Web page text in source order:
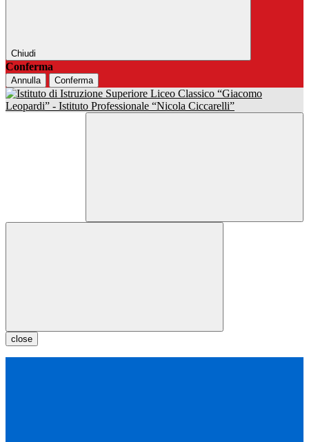
Chiudi
Conferma
Annulla Conferma
close